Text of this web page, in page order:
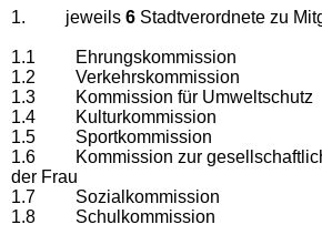
1. jeweils 6 Stadtverordnete zu
1.1
Ehrungskommission
1.2
Verkehrskommission
1.3
Kommission für Umweltschutz
1.4
Kulturkommission
1.5
Sportkommission
1.6
Kommission zur
der Frau
1.7
Sozialkommission
1.8
Schulkommission